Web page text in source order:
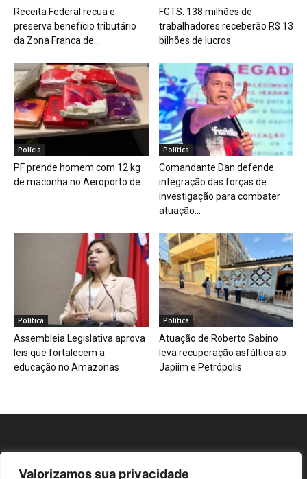
Valorizamos sua privacidade
Receita Federal recua e
preserva benefício tributário
da Zona Franca de...
FGTS: 138 milhões de
trabalhadores receberão R$ 13
bilhões de lucros
Polícia
PF prende homem com 12 kg
de maconha no Aeroporto de...
Política
Comandante Dan defende
integração das forças de
investigação para combater
atuação...
Política
Assembleia Legislativa aprova
leis que fortalecem a
educação no Amazonas
Política
Atuação de Roberto Sabino
leva recuperação asfáltica ao
Japiim e Petrópolis
Repórter AM